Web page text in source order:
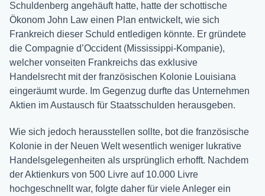
Schuldenberg angehäuft hatte, hatte der schottische
Ökonom John Law einen Plan entwickelt, wie sich
Frankreich dieser Schuld entledigen könnte. Er gründete
die Compagnie d’Occident (Mississippi-Kompanie),
welcher vonseiten Frankreichs das exklusive
Handelsrecht mit der französischen Kolonie Louisiana
eingeräumt wurde. Im Gegenzug durfte das Unternehmen
Aktien im Austausch für Staatsschulden herausgeben.
Wie sich jedoch herausstellen sollte, bot die französische
Kolonie in der Neuen Welt wesentlich weniger lukrative
Handelsgelegenheiten als ursprünglich erhofft. Nachdem
der Aktienkurs von 500 Livre auf 10.000 Livre
hochgeschnellt war, folgte daher für viele Anleger ein